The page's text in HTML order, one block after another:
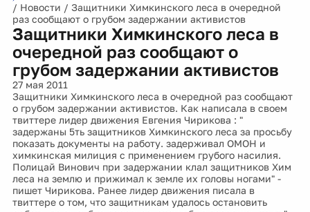
/ Новости / Защитники Химкинского леса в очередной
раз сообщают о грубом задержании активистов
Защитники Химкинского леса в
очередной раз сообщают о
грубом задержании активистов
27 мая 2011
Защитники Химкинского леса в очередной раз сообщают
о грубом задержании активистов. Как написала в своем
твиттере лидер движения Евгения Чирикова : "
задержаны 5ть защитников Химкинского леса за просьбу
показать документы на работу. задерживал ОМОН и
химкинская милиция с применением грубого насилия.
Полицай Винович при задержании клал защитников Хим
леса на землю и прижимал к земле их головы ногами" -
пишет Чирикова. Ранее лидер движения писала в
твиттере о том, что защитникам удалось остановить